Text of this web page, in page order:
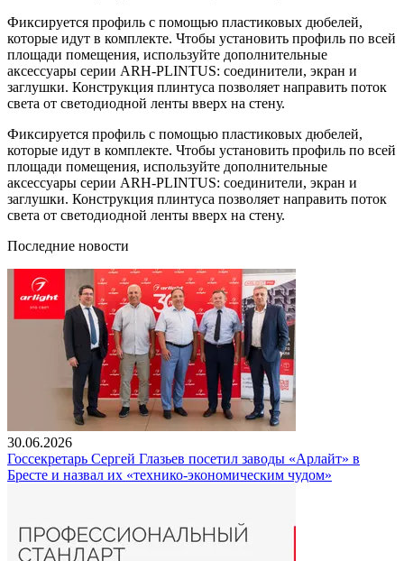
Фиксируется профиль с помощью пластиковых дюбелей,
которые идут в комплекте. Чтобы установить профиль по всей
площади помещения, используйте дополнительные
аксессуары серии ARH-PLINTUS: соединители, экран и
заглушки. Конструкция плинтуса позволяет направить поток
света от светодиодной ленты вверх на стену.
Фиксируется профиль с помощью пластиковых дюбелей,
которые идут в комплекте. Чтобы установить профиль по всей
площади помещения, используйте дополнительные
аксессуары серии ARH-PLINTUS: соединители, экран и
заглушки. Конструкция плинтуса позволяет направить поток
света от светодиодной ленты вверх на стену.
Последние новости
30.06.2026
Госсекретарь Сергей Глазьев посетил заводы «Арлайт» в
Бресте и назвал их «технико-экономическим чудом»